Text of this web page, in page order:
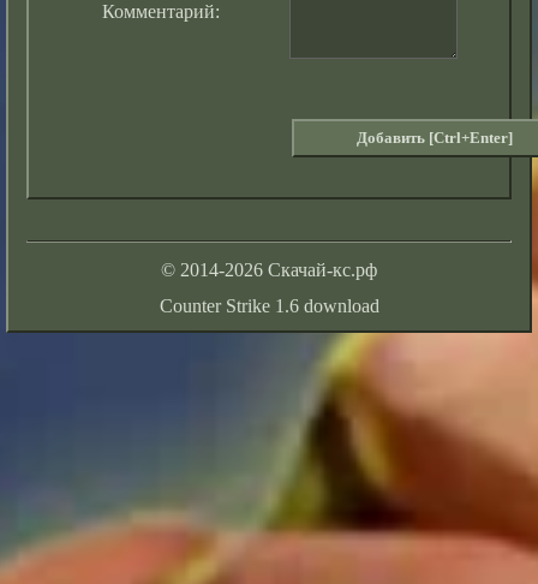
Комментарий:
© 2014-2026 Скачай-кс.рф
Counter Strike 1.6 download